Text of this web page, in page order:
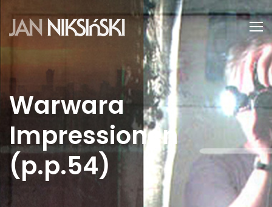
Warwara
Impressionen
(p.p.54)